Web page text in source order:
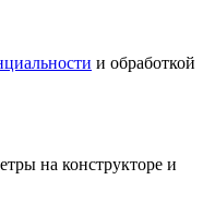
и обработкой
на конструкторе и